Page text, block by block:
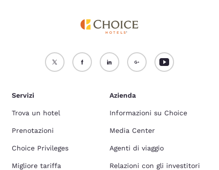
Servizi
Trova un hotel
Prenotazioni
Choice Privileges
Migliore tariffa
Azienda
Informazioni su Choice
Media Center
Agenti di viaggio
Relazioni con gli investitori